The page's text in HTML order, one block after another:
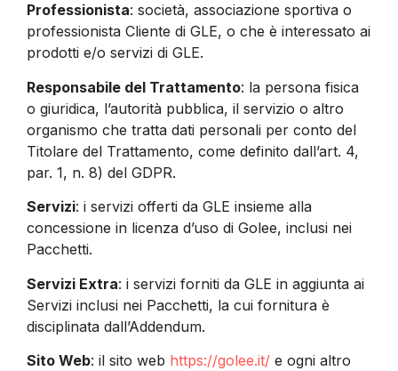
Professionista: società, associazione sportiva o
professionista Cliente di GLE, o che è interessato ai
prodotti e/o servizi di GLE.
Responsabile del Trattamento: la persona fisica
o giuridica, l’autorità pubblica, il servizio o altro
organismo che tratta dati personali per conto del
Titolare del Trattamento, come definito dall’art. 4,
par. 1, n. 8) del GDPR.
Servizi: i servizi offerti da GLE insieme alla
concessione in licenza d’uso di Golee, inclusi nei
Pacchetti.
Servizi Extra: i servizi forniti da GLE in aggiunta ai
Servizi inclusi nei Pacchetti, la cui fornitura è
disciplinata dall’Addendum.
Sito Web: il sito web https://golee.it/ e ogni altro